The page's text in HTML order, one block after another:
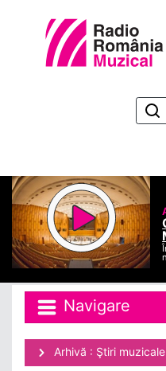
Navigare
Arhivă : Ştiri